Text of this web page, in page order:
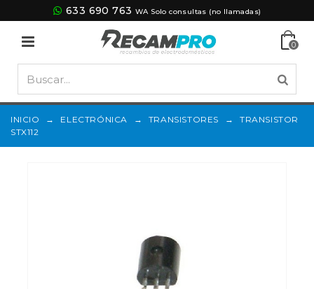
633 690 763 WA Solo consultas (no llamadas)
0
INICIO → ELECTRÓNICA → TRANSISTORES →
TRANSISTOR
STX112